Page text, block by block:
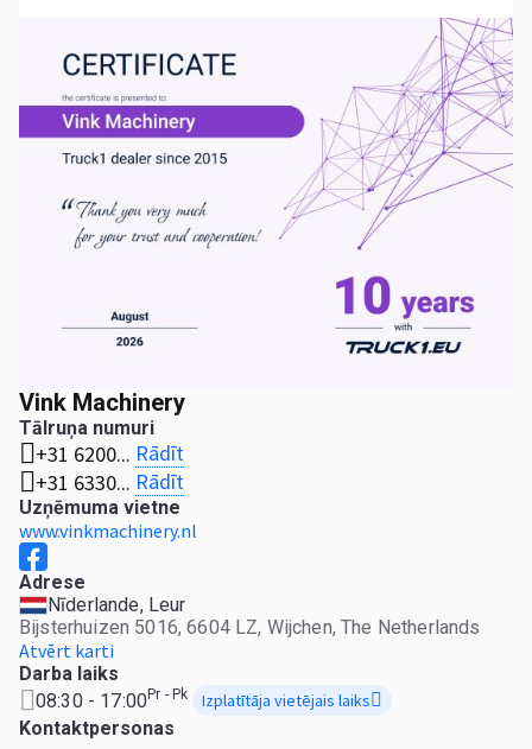
Vink Machinery
Tālruņa numuri
+31 6200... Rādīt
+31 6330... Rādīt
Uzņēmuma vietne
www.vinkmachinery.nl
Adrese
Nīderlande, Leur
Bijsterhuizen 5016, 6604 LZ, Wijchen, The Netherlands
Atvērt karti
Darba laiks
08:30 - 17:00Pr - Pk Izplatītāja vietējais laiks
Kontaktpersonas